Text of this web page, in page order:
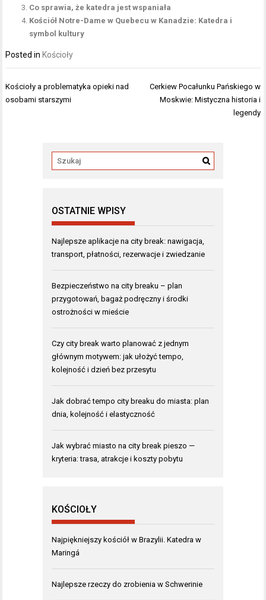
Co sprawia, że katedra jest wspaniała
Kościół Notre-Dame w Quebecu w Kanadzie: Katedra i
symbol kultury
Posted in Kościoły
Nawigacja
wpisu
Kościoły a problematyka opieki nad
osobami starszymi
Cerkiew Pocałunku Pańskiego w
Moskwie: Mistyczna historia i
legendy
OSTATNIE WPISY
Najlepsze aplikacje na city break: nawigacja,
transport, płatności, rezerwacje i zwiedzanie
Bezpieczeństwo na city breaku – plan
przygotowań, bagaż podręczny i środki
ostrożności w mieście
Czy city break warto planować z jednym
głównym motywem: jak ułożyć tempo,
kolejność i dzień bez przesytu
Jak dobrać tempo city breaku do miasta: plan
dnia, kolejność i elastyczność
Jak wybrać miasto na city break pieszo —
kryteria: trasa, atrakcje i koszty pobytu
KOŚCIOŁY
Najpiękniejszy kościół w Brazylii. Katedra w
Maringá
Najlepsze rzeczy do zrobienia w Schwerinie